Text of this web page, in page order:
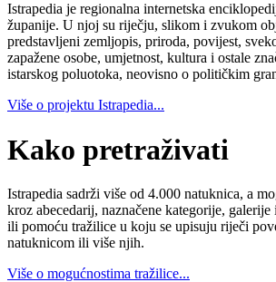
Istrapedia je regionalna internetska
županije. U njoj su riječju, slikom i zvukom
predstavljeni zemljopis, priroda, povijest,
zapažene osobe, umjetnost, kultura i ostale
istarskog poluotoka, neovisno o političkim
Više o projektu Istrapedia...
Kako pretraživati
Istrapedia sadrži više od 4.000 natuknica, a
kroz abecedarij, naznačene kategorije, galerije
ili pomoću tražilice u koju se upisuju riječi
natuknicom ili više njih.
Više o mogućnostima tražilice...